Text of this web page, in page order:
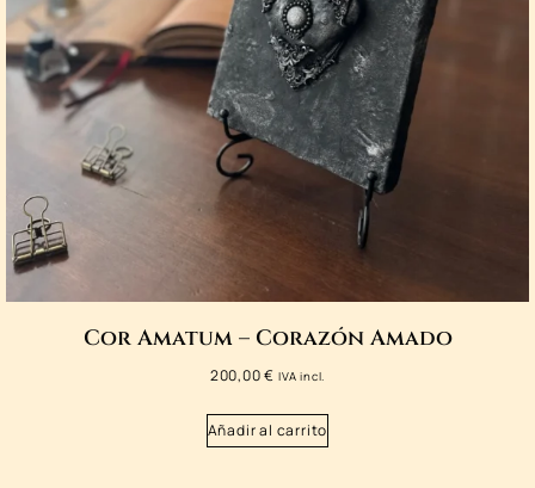
Cor Amatum – Corazón Amado
200,00€ IVA incl.
Añadir al carrito